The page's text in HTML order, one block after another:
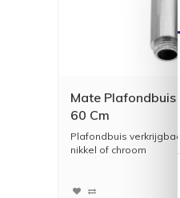
Mate Plafondbuis
60 Cm
Plafondbuis
nikkel of chroom